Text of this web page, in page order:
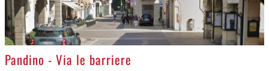
>
Pandino - Via le barriere